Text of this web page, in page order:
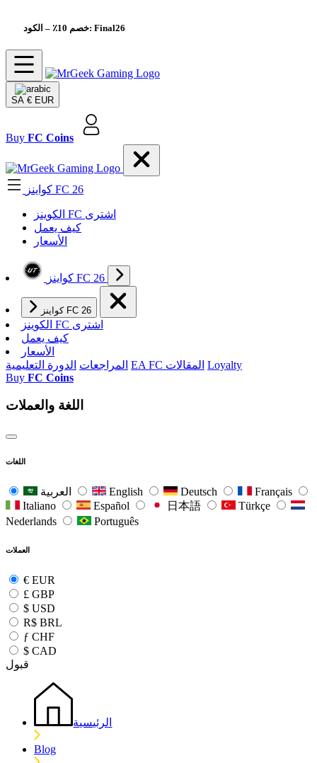
خصم 10٪– الكود: Final26
SA € EUR
Buy FC Coins
كواينز FC 26
الکوینز FC اشتری
كيف يعمل
الأسعار
كواينز FC 26
كواينز FC 26
الکوینز FC اشتری
كيف يعمل
الأسعار
المراجعات الدورة التعليمية EA FC المقالات Loyalty
Buy FC Coins
اللغة والعملات
اللغات
English Deutsch
Français
Italiano
Español 日本語
Türkçe
Nederlands
Português
العملات
€ EUR
£ GBP
$ USD
R$ BRL
ƒ CHF
$ CAD
قبول
الرئيسية
Blog